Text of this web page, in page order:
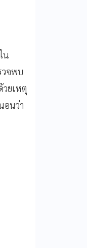
น
วจพบ
วยเหตุ
อนว่า